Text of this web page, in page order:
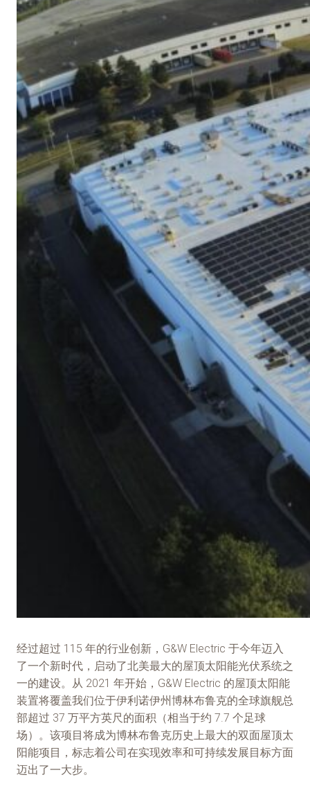
经过超过 115 年的行业创新，G&W Electric 于今年迈入
了一个新时代，启动了北美最大的屋顶太阳能光伏系统之
一的建设。从 2021 年开始，G&W Electric 的屋顶太阳能
装置将覆盖我们位于伊利诺伊州博林布鲁克的全球旗舰总
部超过 37 万平方英尺的面积（相当于约 7.7 个足球
场）。该项目将成为博林布鲁克历史上最大的双面屋顶太
阳能项目，标志着公司在实现效率和可持续发展目标方面
迈出了一大步。